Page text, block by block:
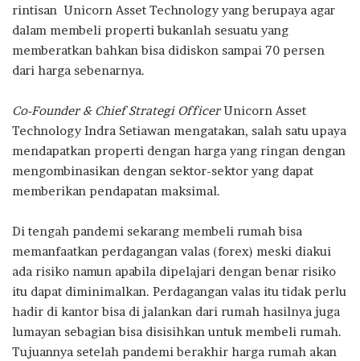
rintisan Unicorn Asset Technology yang berupaya agar
dalam membeli properti bukanlah sesuatu yang
memberatkan bahkan bisa didiskon sampai 70 persen
dari harga sebenarnya.
Co-Founder & Chief Strategi OfficerUnicorn Asset
Technology Indra Setiawan mengatakan, salah satu upaya
mendapatkan properti dengan harga yang ringan dengan
mengombinasikan dengan sektor-sektor yang dapat
memberikan pendapatan maksimal.
Di tengah pandemi sekarang membeli rumah bisa
memanfaatkan perdagangan valas (forex) meski diakui
ada risiko namun apabila dipelajari dengan benar risiko
itu dapat diminimalkan. Perdagangan valas itu tidak perlu
hadir di kantor bisa di jalankan dari rumah hasilnya juga
lumayan sebagian bisa disisihkan untuk membeli rumah.
Tujuannya setelah pandemi berakhir harga rumah akan